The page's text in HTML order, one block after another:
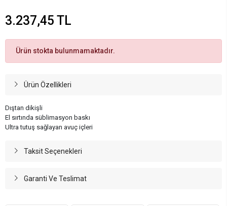
3.237,45 TL
Ürün stokta bulunmamaktadır.
Ürün Özellikleri
Dıştan dikişli
El sırtında süblimasyon baskı
Ultra tutuş sağlayan avuç içleri
Taksit Seçenekleri
Garanti Ve Teslimat